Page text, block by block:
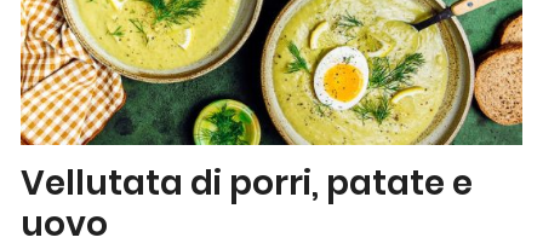
Vellutata di porri, patate e
uovo